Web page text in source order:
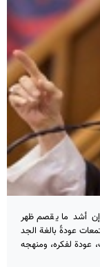
إن أشد ما يقصم ظهر
عودةً بالغة الجد
عودة لفكره، ومنهجه